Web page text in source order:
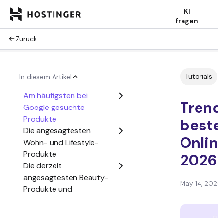
KI
fragen
Zurück
In diesem Artikel
Am häufigsten bei
Google gesuchte
Produkte
Die angesagtesten
Wohn- und Lifestyle-
Produkte
Die derzeit
angesagtesten Beauty-
Produkte und
Tutorials
2026
May 14,